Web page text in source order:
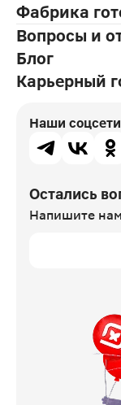
Фабрика
Вопросы и
Блог
Карьерный
Наши соцсети
Остались
Напишите